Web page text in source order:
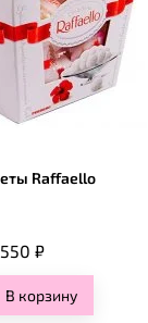
Raffaello
550 ₽
В корзину